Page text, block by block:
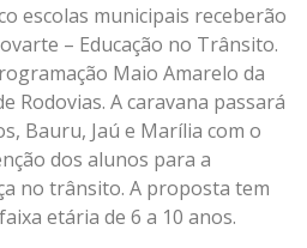
escolas municipais receberão
– Educação no Trânsito.
Maio Amarelo da
Rodovias. A caravana passará
Bauru, Jaú e Marília com o
dos alunos para a
no trânsito. A proposta tem
etária de 6 a 10 anos.